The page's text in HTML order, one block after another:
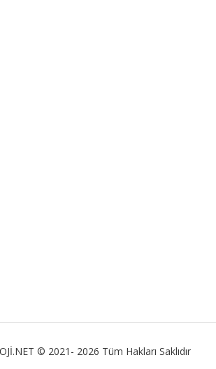
© 2021- 2026 Tüm Hakları Saklıdır